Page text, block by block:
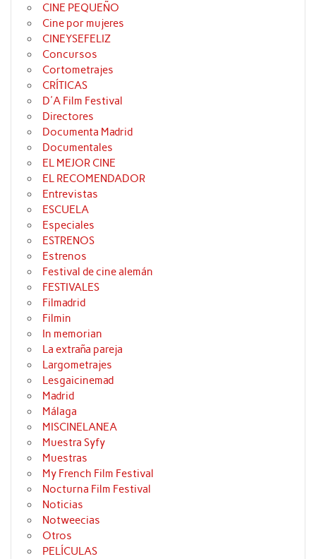
CINE PEQUEÑO
Cine por mujeres
CINEYSEFELIZ
Concursos
Cortometrajes
CRÍTICAS
D'A Film Festival
Directores
Documenta Madrid
Documentales
EL MEJOR CINE
EL RECOMENDADOR
Entrevistas
ESCUELA
Especiales
ESTRENOS
Estrenos
Festival de cine alemán
FESTIVALES
Filmadrid
Filmin
In memorian
La extraña pareja
Largometrajes
Lesgaicinemad
Madrid
Málaga
MISCINELANEA
Muestra Syfy
Muestras
My French Film Festival
Nocturna Film Festival
Noticias
Notweecias
Otros
PELÍCULAS